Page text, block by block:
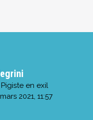
en exil
2021, 11:57